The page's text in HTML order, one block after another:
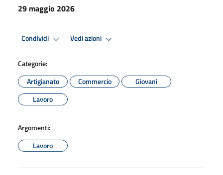
29 maggio 2026
Condividi Vedi azioni
Categorie:
Artigianato
Commercio
Giovani
Lavoro
Argomenti:
Lavoro